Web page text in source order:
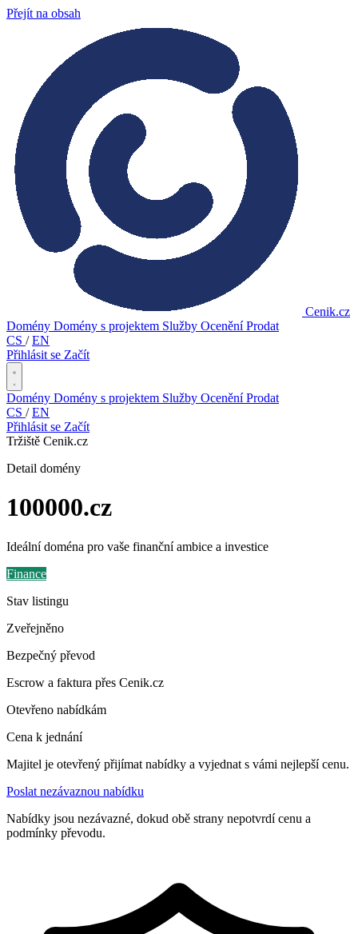
Přejít na obsah
Cenik.cz
Domény Domény s projektem Služby OceněníProdat
CS / EN
Přihlásit se Začít
Domény Domény s projektem Služby OceněníProdat
CS / EN
Přihlásit se Začít
Tržiště Cenik.cz
Detail domény
100000.cz
Ideální doména pro vaše finanční ambice a investice
Finance
Stav listingu
Zveřejněno
Bezpečný převod
Escrow a faktura přes Cenik.cz
Otevřeno nabídkám
Cena k jednání
Majitel je otevřený přijímat nabídky a vyjednat s vámi nejlepší cenu.
Poslat nezávaznou nabídku
Nabídky jsou nezávazné, dokud obě strany nepotvrdí cenu a
podmínky převodu.